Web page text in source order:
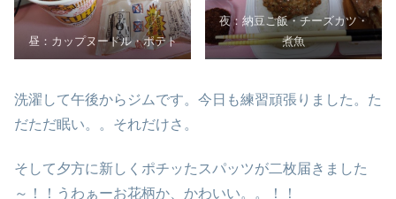
昼：カップヌードル・ポテト
夜：納豆ご飯・チーズカツ・
煮魚
洗濯して午後からジムです。今日も練習頑張りました。た
だただ眠い。。それだけさ。
そして夕方に新しくポチッたスパッツが二枚届きました
～！！うわぁーお花柄か、かわいい。。！！